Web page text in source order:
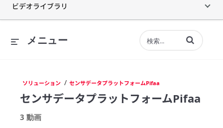
ビデオライブラリ
メニュー 動画の検索語句
ソリューション / センサデータプラットフォームPifaa
センサデータプラットフォームPifaa
3 動画